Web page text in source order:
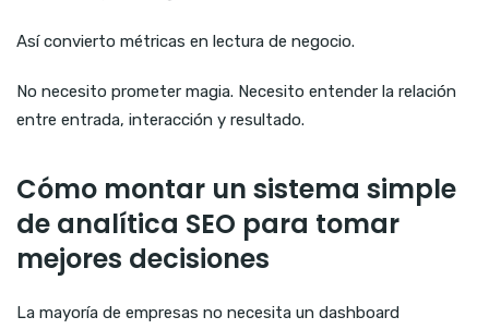
Así convierto métricas en lectura de negocio.
No necesito prometer magia. Necesito entender la relación
entre entrada, interacción y resultado.
Cómo montar un sistema simple
de analítica SEO para tomar
mejores decisiones
La mayoría de empresas no necesita un dashboard